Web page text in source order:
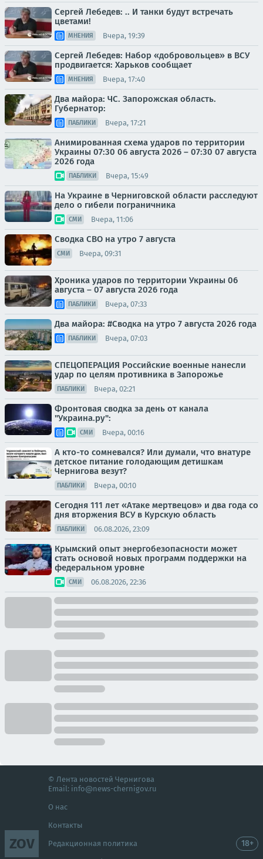
Сергей Лебедев: .. И танки будут встречать
цветами!
МНЕНИЯ Вчера, 19:39
Сергей Лебедев: Набор «добровольцев» в ВСУ
продвигается: Харьков сообщает
МНЕНИЯ Вчера, 17:40
Два майора: ЧС. Запорожская область.
Губернатор:
ПАБЛИКИ Вчера, 17:21
Анимированная схема ударов по территории
Украины 07:30 06 августа 2026 – 07:30 07 августа
2026 года
ПАБЛИКИ Вчера, 15:49
На Украине в Черниговской области расследуют
дело о гибели пограничника
СМИ Вчера, 11:06
Сводка СВО на утро 7 августа
СМИ Вчера, 09:31
Хроника ударов по территории Украины 06
августа – 07 августа 2026 года
ПАБЛИКИ Вчера, 07:33
Два майора: #Сводка на утро 7 августа 2026 года
ПАБЛИКИ Вчера, 07:03
СПЕЦОПЕРАЦИЯ Российские военные нанесли
удар по целям противника в Запорожье
ПАБЛИКИ Вчера, 02:21
Фронтовая сводка за день от канала
"Украина.ру":
СМИ Вчера, 00:16
А кто-то сомневался? Или думали, что внатуре
детское питание голодающим детишкам
Чернигова везут?
ПАБЛИКИ Вчера, 00:10
Сегодня 111 лет «Атаке мертвецов» и два года со
дня вторжения ВСУ в Курскую область
ПАБЛИКИ 06.08.2026, 23:09
Крымский опыт энергобезопасности может
стать основой новых программ поддержки на
федеральном уровне
СМИ 06.08.2026, 22:36
ZOV
© Лента новостей Чернигова
Email: info@news-chernigov.ru
О нас
Контакты
Редакционная политика 18+